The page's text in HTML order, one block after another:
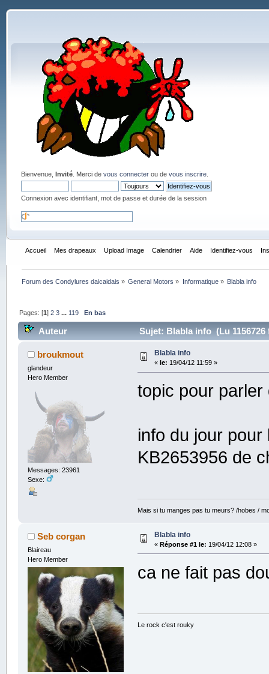
Bienvenue, Invité. Merci de vous connecterou de vous inscrire.
Connexion avec identifiant, mot de passe et durée de la session
Accueil Mes drapeaux Upload Image Calendrier Aide Identifiez-vous
Forum des Condylures daicaidais » General Motors » Informatique» Blabla info
Pages: [1]2 3 ... 119 En bas
Auteur Sujet: Blabla info (Lu 1156726
broukmout
glandeur
Hero Member
Messages: 23961
Sexe:
Blabla info
« le: 19/04/12 11:59 »
topic pour
info du jour
KB2653956 de
Mais si tu manges pas tu meurs? /hobes /
Seb corgan
Blaireau
Hero Member
Blabla info
« Réponse #1 le: 19/04/12 12:08 »
ca ne fait pas
Le rock c'est rouky